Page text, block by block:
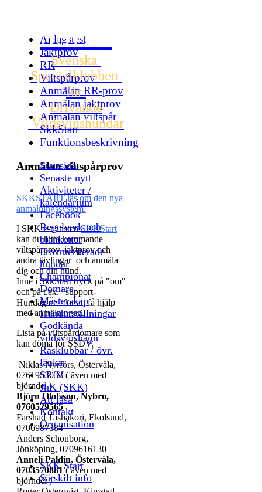
SSDV
Svenska
Specialklubben
för
Drivande
Vildsvinshundar
Startsida
Senaste nytt
Aktiviteter /
kalendarium
Facebook
Regelverk och
blanketter
Provmeriterade
hundar
Championat
Domare
Mästerskap
Hundutställningar
Godkända
vildsvinshägn
Rasklubbar / övr.
länkar
SRfV
JhK (SKK)
Att läsa
Kontakt
Organisation
SKK Start
Särskilt info
Anlagstest
Jaktprov
RR
Viltspårprov
Anmälan RR-prov
Anmälan jaktprov
Anmälan viltspår
SkkStart
Funktionsbeskrivning
Anmälan viltspårprov
SKKSTART läs om den nya
anmälningssystem.
I SKK e-tjänstenSKKStart
kan du hitta kommande
viltspårprov, jaktprov och
andra tävlingar och anmäla
dig och din hund.
Inne i SkkStart tryck på "om"
och på t.ex. "support-
Hundägare" för att få hjälp
med anmälningen.
Lista på viltspårdomare som
kan döma för SSDV.
Niklas Nyrfors, Östervåla,
0761953033 ( även med
björndel )
Björn Olofsson, Nybro,
0760529565
Farshad Tashakori, Ekolsund,
0706987384
Anders Schönborg,
Jönköping, 0709616130
Anneli Paldin, Östervåla,
0703570881( även med
björndel )